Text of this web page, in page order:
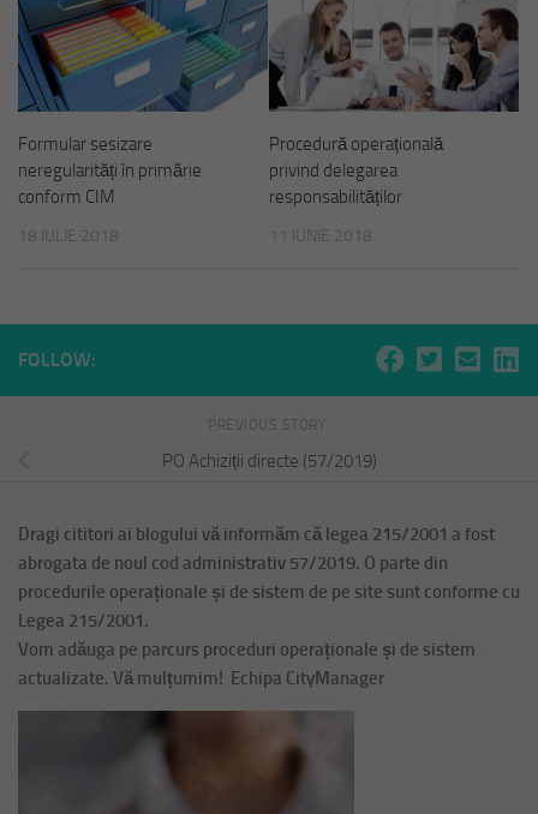
Formular sesizare
neregularități în primărie
conform CIM
18 IULIE 2018
Procedură operațională
privind delegarea
responsabilităților
11 IUNIE 2018
FOLLOW:
PREVIOUS STORY
PO Achiziții directe (57/2019)
Dragi cititori ai blogului vă informăm că legea 215/2001 a fost
abrogata de noul cod administrativ 57/2019. O parte din
procedurile operaționale și de sistem de pe site sunt conforme cu
Legea 215/2001.
Vom adăuga pe parcurs proceduri operaționale și de sistem
actualizate. Vă mulțumim! Echipa CityManager